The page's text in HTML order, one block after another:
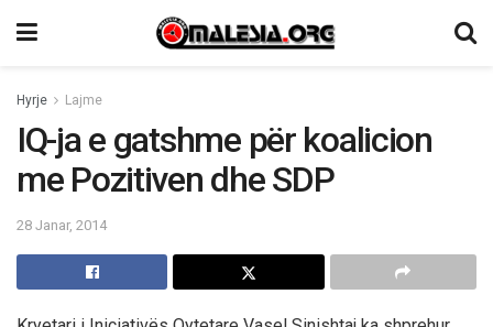
Hyrje Lajme
IQ-ja e gatshme për koalicion
me Pozitiven dhe SDP
28 Janar, 2014